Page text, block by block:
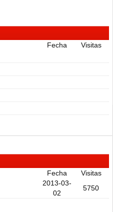
Fecha
Visitas
Fecha
Visitas
2013-03-
02
5750